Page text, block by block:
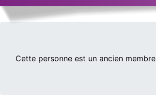
Cette personne est un ancien membre